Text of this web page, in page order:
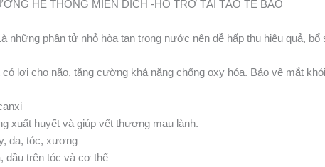
HỆ THỐNG MIỄN DỊCH -HỖ TRỢ TÁI TẠO TẾ BÀO
những phân tử nhỏ hòa tan trong nước nên dễ hấp thu hiệu quả,
lợi cho não, tăng cường khả năng chống oxy hóa. Bảo vệ mắt
xuất huyết và giúp vết thương mau lành.
da, tóc, xương
dầu trên tóc và cơ thể